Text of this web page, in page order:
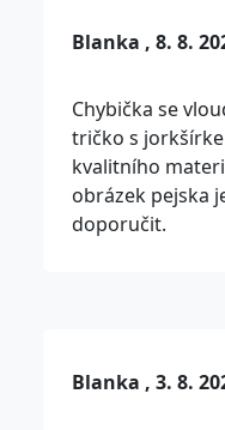
Blanka , 8. 8.
Chybička se
tričko s
kvalitního
obrázek pejska
doporučit.
Blanka , 3. 8.